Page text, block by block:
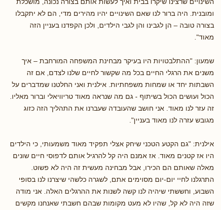
ומובנית. היה ברור לנו שאם השינויים יהיו מהירים מדי, הם לא יתקבלו
בצורה טובה – הן לגבינו והן לגבי הילדים, ולכן הקפדנו בעניין הזה
מאוד".
שמעון: "ההתלבטויות היו בעיקר מבחינת המשפחה המורחבת – איך
משנים את הרגלי החיים בכל מה שקשור לחיים שלנו לצדם, אם זה
השבתות יחד או שמחות משפחתיות. אילנית ואני החלטנו שמדברים על
הכול ועושים הכול בשיתוף - גם מה שנראה מאוד טריוויאלי וברור מאליו.
זה עזר לנו מאוד. אני חושב שהעובדה שעברנו את התהליך הזה כזוג
מגובש עזרה לנו מאוד בעניין".
אילנית: "גם הקטע הטכני שיחק אצלי תפקיד מאוד משמעותי, כי הילדים
היו אז קטנים מאוד. אז אמנם היה קל להרגיל אותם לדפוסי חיים שונים
מאלה שאותם הם הכירו, אבל מבחינה מעשית זה היה לא פשוט.
התרגלנו לחיי יום-יום מסוימים אתם, לשגרה כלשהי שיצרנו לנו בסופי
השבוע, וחששתי שיהיה לנו קשה לשנות את ההרגלים האלה. אני מודה
שזה היה לא קל, שהיו לא מעט מקומות שבהם חשבתי שאנחנו מקשים